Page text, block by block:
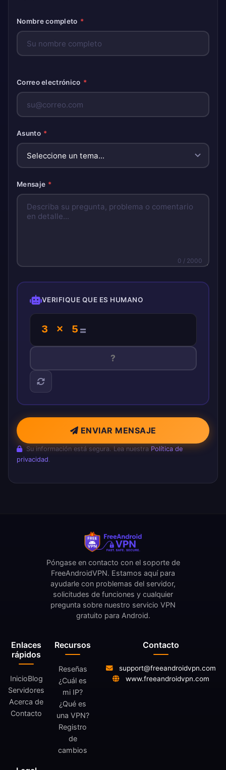
Nombre completo *
Correo electrónico *
Asunto *
Mensaje *
0 / 2000
VERIFIQUE QUE ES HUMANO
3 × 5=
ENVIAR MENSAJE
Su información está segura. Lea nuestraPolítica de
privacidad.
Enlaces
rápidos
InicioBlog
Servidores
Acerca de
Contacto
Recursos
Reseñas
¿Cuál es
mi IP?
¿Qué es
una VPN?
Registro
de
cambios
Póngase en contacto con el soporte de
FreeAndroidVPN. Estamos aquí para
ayudarle con problemas del servidor,
solicitudes de funciones y cualquier
pregunta sobre nuestro servicio VPN
gratuito para Android.
Contacto
support@freeandroidvpn.com
www.freeandroidvpn.com